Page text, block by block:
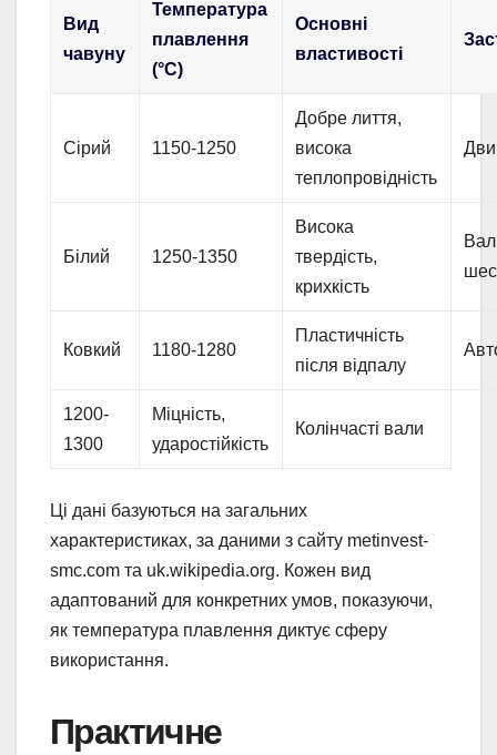
Вид
чавуну
Температура
плавлення
(°C)
Основні
властивості
Сірий 1150-1250
Добре лиття,
висока
теплопровідність
Білий 1250-1350
Висока
твердість,
крихкість
Ковкий 1180-1280
Пластичність
після відпалу
1200-
1300
Міцність,
ударостійкість
Колінчасті вали
Ці дані базуються на загальних
характеристиках, за даними з сайту metinvest-
smc.com та uk.wikipedia.org. Кожен вид
адаптований для конкретних умов, показуючи,
як температура плавлення диктує сферу
використання.
Практичне